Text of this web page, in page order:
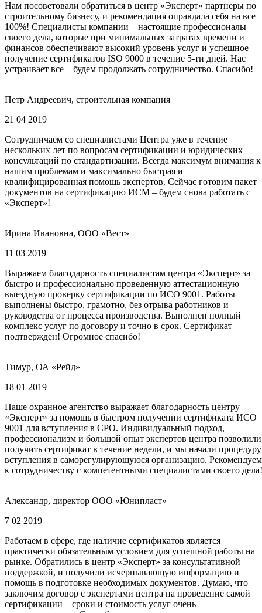
Нам посоветовали обратиться в центр «Эксперт» партнеры по
строительному бизнесу, и рекомендация оправдала себя на все
100%! Специалисты компании – настоящие профессионалы
своего дела, которые при минимальных затратах времени и
финансов обеспечивают высокий уровень услуг и успешное
получение сертификатов ISO 9000 в течение 5-ти дней. Нас
устраивает все – будем продолжать сотрудничество. Спасибо!
Петр Андреевич, строительная компания
21 04 2019
Сотрудничаем со специалистами Центра уже в течение
нескольких лет по вопросам сертификации и юридических
консультаций по стандартизации. Всегда максимум внимания к
нашим проблемам и максимально быстрая и
квалифицированная помощь экспертов. Сейчас готовим пакет
документов на сертификацию ИСМ – будем снова работать с
«Эксперт»!
Ирина Ивановна, ООО «Вест»
11 03 2019
Выражаем благодарность специалистам центра «Эксперт» за
быстро и профессионально проведенную аттестационную
выездную проверку сертификации по ИСО 9001. Работы
выполнены быстро, грамотно, без отрыва работников и
руководства от процесса производства. Выполнен полный
комплекс услуг по договору и точно в срок. Сертификат
подтвержден! Огромное спасибо!
Тимур, ОА «Рейд»
18 01 2019
Наше охранное агентство выражает благодарность центру
«Эксперт» за помощь в быстром получении сертификата ИСО
9001 для вступления в СРО. Индивидуальный подход,
профессионализм и большой опыт экспертов центра позволили
получить сертификат в течение недели, и мы начали процедуру
вступления в саморегулирующуюся организацию. Рекомендуем
к сотрудничеству с компетентными специалистами своего дела!
Александр, директор ООО «Юнипласт»
7 02 2019
Работаем в сфере, где наличие сертификатов является
практически обязательным условием для успешной работы на
рынке. Обратились в центр «Эксперт» за консультативной
поддержкой, и получили исчерпывающую информацию и
помощь в подготовке необходимых документов. Думаю, что
заключим договор с экспертами центра на проведение самой
сертификации – сроки и стоимость услуг очень